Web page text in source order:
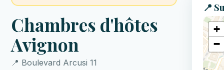
Chambres d'hôtes
Avignon
📍 Boulevard Arcusi 11
📍
+
−